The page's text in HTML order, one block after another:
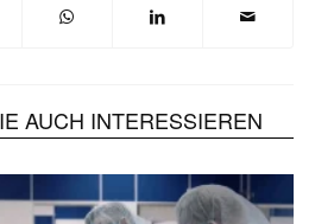
AUCH INTERESSIEREN